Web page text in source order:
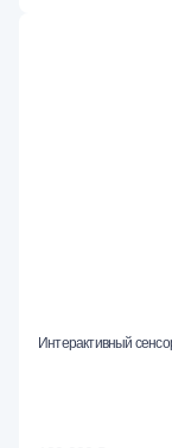
Интерактивный